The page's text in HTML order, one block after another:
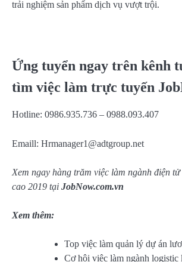
trải nghiệm sản phẩm dịch vụ vượt trội.
Ứng tuyển ngay trên kênh
tìm việc làm trực tuyến
Hotline: 0986.935.736 – 0988.093.407
Emaill: Hrmanager1@adtgroup.net
Xem ngay hàng trăm việc làm ngành điện
cao 2019 tại JobNow.com.vn
Xem thêm:
Top việc làm quản lý dự án
Cơ hội việc làm ngành logistic